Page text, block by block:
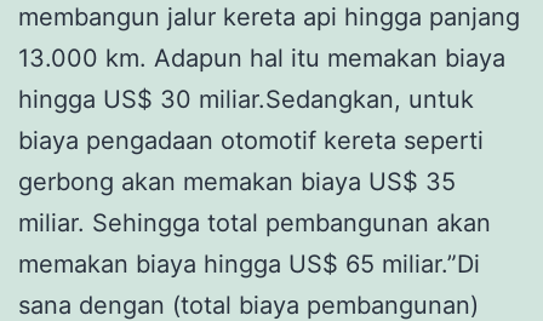
membangun jalur kereta api hingga panjang
13.000 km. Adapun hal itu memakan biaya
hingga US$ 30 miliar.Sedangkan, untuk
biaya pengadaan otomotif kereta seperti
gerbong akan memakan biaya US$ 35
miliar. Sehingga total pembangunan akan
memakan biaya hingga US$ 65 miliar.”Di
sana dengan (total biaya pembangunan)